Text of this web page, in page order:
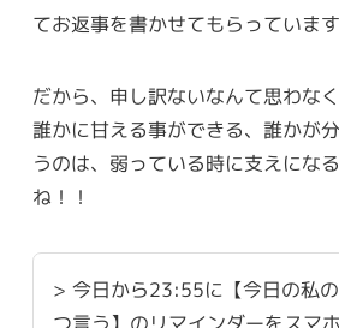
てお返事を書かせてもらっています
だから、申し訳ないなんて思わな
誰かに甘える事ができる、誰かが
うのは、弱っている時に支えにな
ね！！
> 今日から23:55に【今日の私